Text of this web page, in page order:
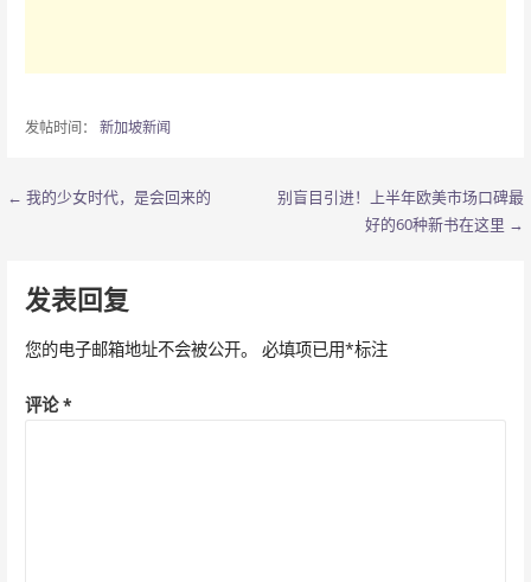
发帖时间： 新加坡新闻
文
导
航
← 我的少女时代，是会回来的
别盲目引进！上半年欧美市场口碑最
好的60种新书在这里 →
发表回复
您的电子邮箱地址不会被公开。 必填项已用*标注
评论*